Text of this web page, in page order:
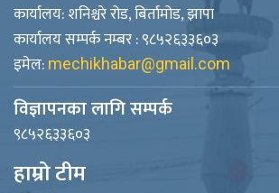
कार्यालय: शनिश्चरे रोड, बिर्तामोड, झापा
कार्यालय सम्पर्क नम्बर : ९८५२६३३६०३
इमेल: mechikhabar@gmail.com
विज्ञापनका लागि सम्पर्क
९८५२६३३६०३
हाम्रो टीम